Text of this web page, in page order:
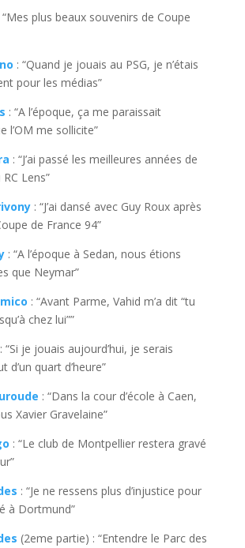
“Mes plus beaux souvenirs de Coupe
: “Quand je jouais au PSG, je n’étais
pour les médias”
: “A l’époque, ça me paraissait
l’OM me sollicite”
: “J’ai passé les meilleures années de
Lens”
: “J’ai dansé avec Guy Roux après
de France 94”
: “A l’époque à Sedan, nous étions
que Neymar”
: “Avant Parme, Vahid m’a dit “tu
chez lui””
“Si je jouais aujourd’hui, je serais
d’un quart d’heure”
: “Dans la cour d’école à Caen,
Xavier Gravelaine”
: “Le club de Montpellier restera gravé
: “Je ne ressens plus d’injustice pour
à Dortmund”
(2eme partie) : “Entendre le Parc des